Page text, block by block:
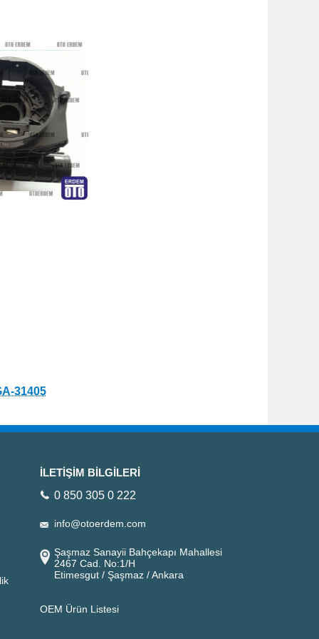
31405
İLETİŞİM BİLGİLERİ
0 850 305 0 222
info@otoerdem.com
Şaşmaz Sanayii Bahçekapı Mahallesi
2467 Cad. No:1/H
Etimesgut / Şaşmaz / Ankara
OEM Ürün Listesi